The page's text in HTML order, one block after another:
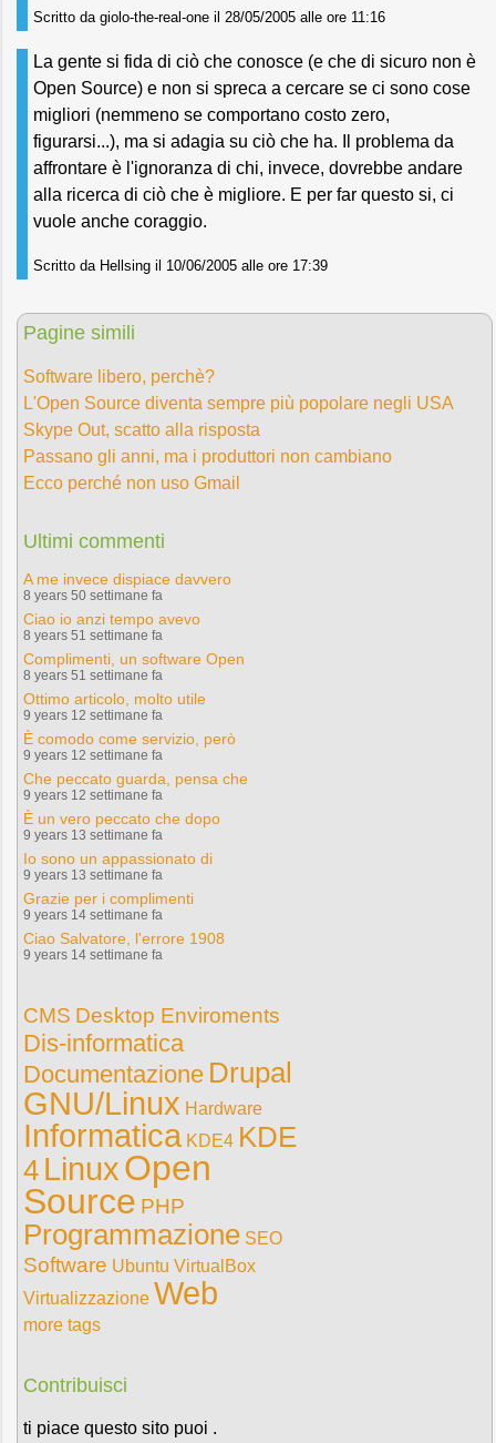
Scritto da giolo-the-real-one il 28/05/2005 alle ore 11:16
La gente si fida di ciò che conosce (e che di sicuro non è
Open Source) e non si spreca a cercare se ci sono cose
migliori (nemmeno se comportano costo zero,
figurarsi...), ma si adagia su ciò che ha. Il problema da
affrontare è l'ignoranza di chi, invece, dovrebbe andare
alla ricerca di ciò che è migliore. E per far questo si, ci
vuole anche coraggio.
Scritto da Hellsing il 10/06/2005 alle ore 17:39
Pagine simili
Software libero, perchè?
L'Open Source diventa sempre più popolare negli USA
Skype Out, scatto alla risposta
Passano gli anni, ma i produttori non cambiano
Ecco perché non uso Gmail
Ultimi commenti
A me invece dispiace davvero
8 years 50 settimane fa
Ciao io anzi tempo avevo
8 years 51 settimane fa
Complimenti, un software Open
8 years 51 settimane fa
Ottimo articolo, molto utile
9 years 12 settimane fa
È comodo come servizio, però
9 years 12 settimane fa
Che peccato guarda, pensa che
9 years 12 settimane fa
È un vero peccato che dopo
9 years 13 settimane fa
Io sono un appassionato di
9 years 13 settimane fa
Grazie per i complimenti
9 years 14 settimane fa
Ciao Salvatore, l'errore 1908
9 years 14 settimane fa
CMS Desktop Enviroments
Dis-informatica
Documentazione Drupal
GNU/Linux Hardware
Informatica KDE4 KDE
4 LinuxOpen
Source PHP
Programmazione SEO
Software Ubuntu VirtualBox
Virtualizzazione Web
more tags
Contribuisci
ti piace questo sito puoi .